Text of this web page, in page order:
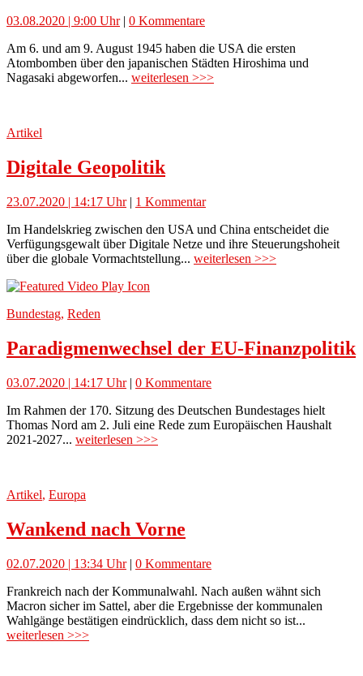
03.08.2020 | 9:00 Uhr| 0 Kommentare
Am 6. und am 9. August 1945 haben die USA die ersten
Atombomben über den japanischen Städten Hiroshima und
Nagasaki abgeworfen... weiterlesen >>>
Artikel
Digitale Geopolitik
23.07.2020 | 14:17 Uhr| 1 Kommentar
Im Handelskrieg zwischen den USA und China entscheidet die
Verfügungsgewalt über Digitale Netze und ihre Steuerungshoheit
über die globale Vormachtstellung... weiterlesen >>>
Bundestag, Reden
Paradigmenwechsel der EU-Finanzpolitik
03.07.2020 | 14:17 Uhr| 0 Kommentare
Im Rahmen der 170. Sitzung des Deutschen Bundestages hielt
Thomas Nord am 2. Juli eine Rede zum Europäischen Haushalt
2021-2027... weiterlesen >>>
Artikel, Europa
Wankend nach Vorne
02.07.2020 | 13:34 Uhr| 0 Kommentare
Frankreich nach der Kommunalwahl. Nach außen wähnt sich
Macron sicher im Sattel, aber die Ergebnisse der kommunalen
Wahlgänge bestätigen eindrücklich, dass dem nicht so ist...
weiterlesen >>>